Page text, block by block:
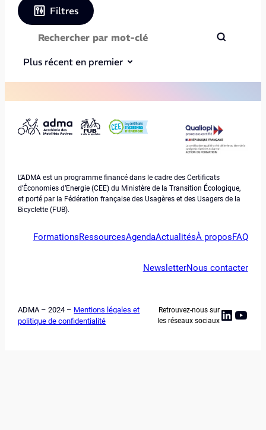
Filtres
Plus récent en premier
L’ADMA est un programme financé dans le cadre des Certificats
d’Économies d’Energie (CEE) du Ministère de la Transition Écologique,
et porté par la Fédération française des Usagères et des Usagers de la
Bicyclette (FUB).
FormationsRessourcesAgendaActualitésÀ proposFAQ
NewsletterNous contacter
ADMA – 2024 – Mentions légales et
politique de confidentialité
Retrouvez-nous sur
les réseaux sociaux